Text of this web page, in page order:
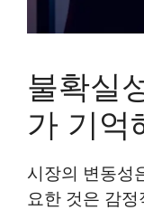
불확실
가 기억
시장의 변동성
요한 것은 감